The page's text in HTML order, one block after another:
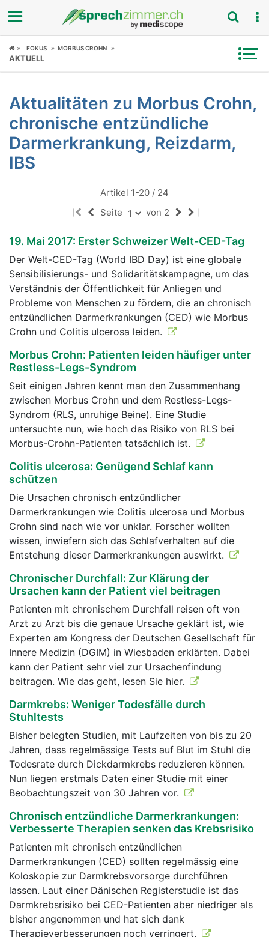
Fokus
Symptome
Untersuchungen
News
FOKUS MORBUS CROHN
AKTUELL
Aktualitäten zu Morbus Crohn,
chronische entzündliche
Darmerkrankung, Reizdarm,
IBS
Artikel 1-20 / 24
Seite von 2
19. Mai 2017: Erster Schweizer Welt-CED-Tag
Der Welt-CED-Tag (World IBD Day) ist eine globale
Sensibilisierungs- und Solidaritätskampagne, um das
Verständnis der Öffentlichkeit für Anliegen und
Probleme von Menschen zu fördern, die an chronisch
entzündlichen Darmerkrankungen (CED) wie Morbus
Crohn und Colitis ulcerosa leiden.
Morbus Crohn: Patienten leiden häufiger unter
Restless-Legs-Syndrom
Seit einigen Jahren kennt man den Zusammenhang
zwischen Morbus Crohn und dem Restless-Legs-
Syndrom (RLS, unruhige Beine). Eine Studie
untersuchte nun, wie hoch das Risiko von RLS bei
Morbus-Crohn-Patienten tatsächlich ist.
Colitis ulcerosa: Genügend Schlaf kann
schützen
Die Ursachen chronisch entzündlicher
Darmerkrankungen wie Colitis ulcerosa und Morbus
Crohn sind nach wie vor unklar. Forscher wollten
wissen, inwiefern sich das Schlafverhalten auf die
Entstehung dieser Darmerkrankungen auswirkt.
Chronischer Durchfall: Zur Klärung der
Ursachen kann der Patient viel beitragen
Patienten mit chronischem Durchfall reisen oft von
Arzt zu Arzt bis die genaue Ursache geklärt ist, wie
Experten am Kongress der Deutschen Gesellschaft für
Innere Medizin (DGIM) in Wiesbaden erklärten. Dabei
kann der Patient sehr viel zur Ursachenfindung
beitragen. Wie das geht, lesen Sie hier.
Darmkrebs: Weniger Todesfälle durch
Stuhltests
Bisher belegten Studien, mit Laufzeiten von bis zu 20
Jahren, dass regelmässige Tests auf Blut im Stuhl die
Todesrate durch Dickdarmkrebs reduzieren können.
Nun liegen erstmals Daten einer Studie mit einer
Beobachtungszeit von 30 Jahren vor.
Chronisch entzündliche Darmerkrankungen:
Verbesserte Therapien senken das Krebsrisiko
Patienten mit chronisch entzündlichen
Darmerkrankungen (CED) sollten regelmässig eine
Koloskopie zur Darmkrebsvorsorge durchführen
lassen. Laut einer Dänischen Registerstudie ist das
Darmkrebsrisiko bei CED-Patienten aber niedriger als
bisher angenommen und hat sich dank
Therapieverbesserungen noch verringert.